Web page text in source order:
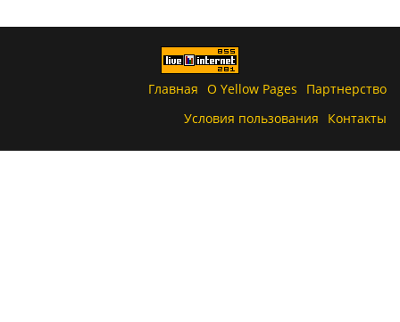
Главная О Yellow Pages
Партнерство
Условия пользования
Контакты